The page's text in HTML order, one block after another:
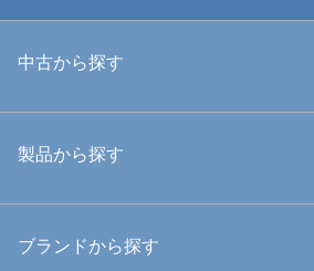
中古から探す
中古ハウジング
製品から探す
ハウジング
ブランドから探す